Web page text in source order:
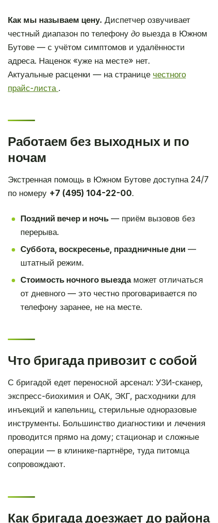
Как мы называем цену. Диспетчер озвучивает
честный диапазон по телефону до выезда в Южном
Бутове — с учётом симптомов и удалённости
адреса. Наценок «уже на месте» нет.
Актуальные расценки — на странице честного
прайс-листа .
Работаем без выходных и по
ночам
Экстренная помощь в Южном Бутове доступна 24/7
по номеру +7 (495) 104-22-00.
Поздний вечер и ночь— приём вызовов без
перерыва.
Суббота, воскресенье, праздничные дни—
штатный режим.
Стоимость ночного выездаможет отличаться
от дневного — это честно проговаривается по
телефону заранее, не на месте.
Что бригада привозит с собой
С бригадой едет переносной арсенал: УЗИ-сканер,
экспресс-биохимия и ОАК, ЭКГ, расходники для
инъекций и капельниц, стерильные одноразовые
инструменты. Большинство диагностики и лечения
проводится прямо на дому; стационар и сложные
операции — в клинике-партнёре, туда питомца
сопровождают.
Как бригада доезжает до района